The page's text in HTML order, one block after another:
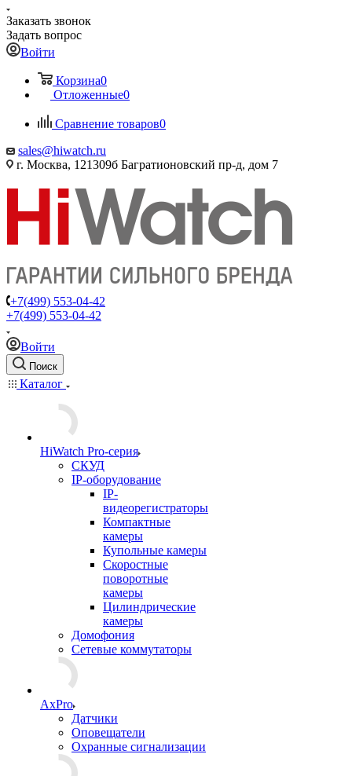
Заказать звонок
Задать вопрос
Войти
Корзина0
Отложенные0
Сравнение товаров0
sales@hiwatch.ru
г. Москва, 121309б Багратионовский пр-д, дом 7
+7(499) 553-04-42
+7(499) 553-04-42
Войти
Поиск
Каталог
HiWatch Pro-серия
CКУД
IP-оборудование
IP-
видеорегистраторы
Компактные
камеры
Купольные камеры
Скоростные
поворотные
камеры
Цилиндрические
камеры
Домофония
Сетевые коммутаторы
AxPro
Датчики
Оповещатели
Охранные сигнализации